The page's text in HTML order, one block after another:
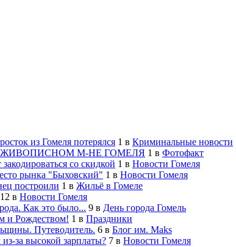
из Гомеля потерялся 1 в Криминальные новости
М-НЕ ГОМЕЛЯ 1 в Фотофакт
со скидкой 1 в Новости Гомеля
рынка "Быховский" 1 в Новости Гомеля
построили 1 в Жильё в Гомеле
12 в Новости Гомеля
Как это было... 9 в День города Гомель
и Рождеством! 1 в Праздники
Путеводитель. 6 в Блог им. Maks
за высокой зарплаты? 7 в Новости Гомеля